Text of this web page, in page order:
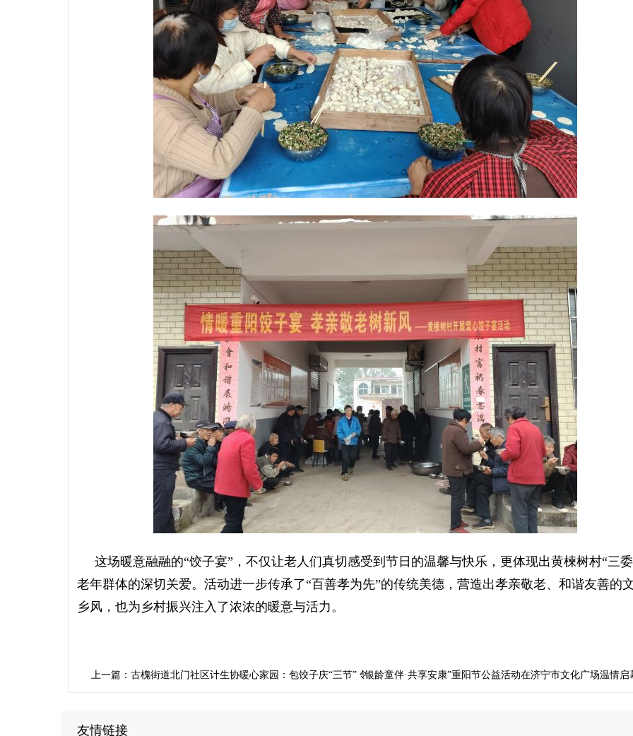
这场暖意融融的“饺子宴”，不仅让老人们真切感受到节日的温馨与快乐，更体现出黄楝树村“三
老年群体的深切关爱。活动进一步传承了“百善孝为先”的传统美德，营造出孝亲敬老、和谐友善的
乡风，也为乡村振兴注入了浓浓的暖意与活力。
上一篇：古槐街道北门社区计生协暖心家园：包饺子庆“三节” 邻里情暖满心间下一篇：2025年“银龄童伴·共享安康”重阳节公益活动在济宁市文化广场温情启
友情链接